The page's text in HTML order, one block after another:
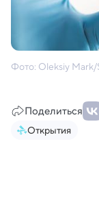
Фото: Oleksiy
Поделиться
Открытия